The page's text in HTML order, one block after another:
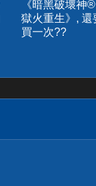
《暗黑破壞神
獄火重生》, 還
買一次??